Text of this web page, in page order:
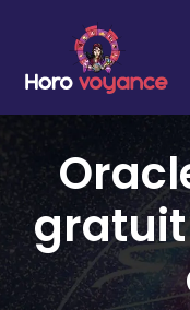
gratuit